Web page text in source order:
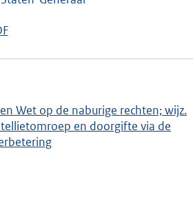
Wet op de naburige rechten; wijz.
en doorgifte via de